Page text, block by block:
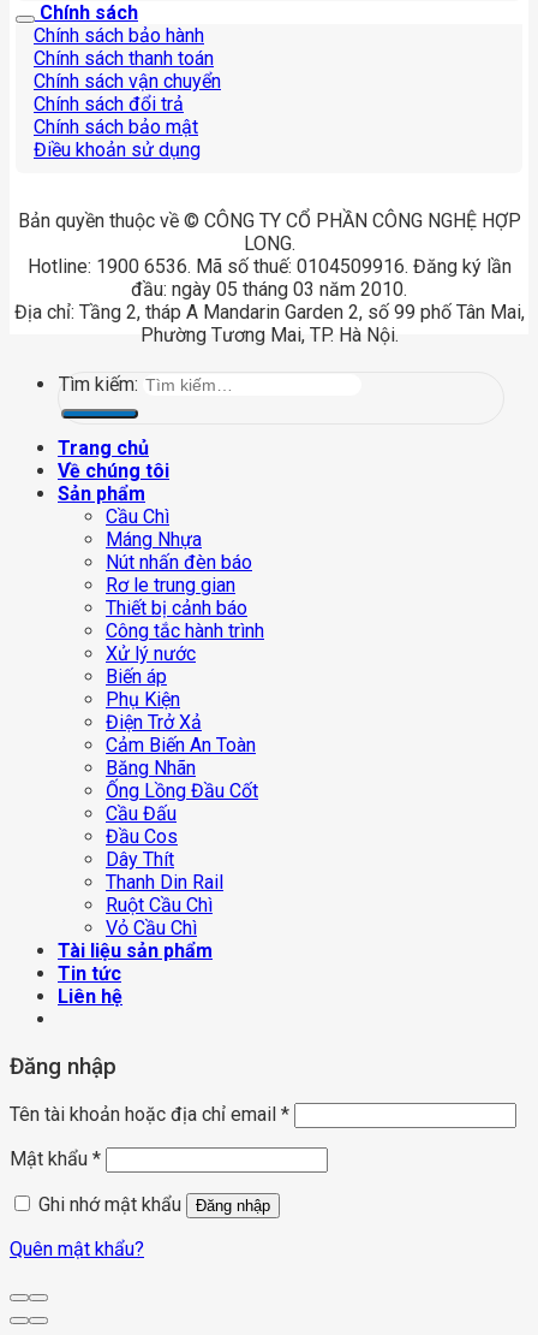
Chính sách
Chính sách bảo hành
Chính sách thanh toán
Chính sách vận chuyển
Chính sách đổi trả
Chính sách bảo mật
Điều khoản sử dụng
Bản quyền thuộc về © CÔNG TY CỔ PHẦN CÔNG NGHỆ HỢP
LONG.
Hotline: 1900 6536. Mã số thuế: 0104509916. Đăng ký lần
đầu: ngày 05 tháng 03 năm 2010.
Địa chỉ: Tầng 2, tháp A Mandarin Garden 2, số 99 phố Tân Mai,
Phường Tương Mai, TP. Hà Nội.
Tìm kiếm:
Trang chủ
Về chúng tôi
Sản phẩm
Cầu Chì
Máng Nhựa
Nút nhấn đèn báo
Rơ le trung gian
Thiết bị cảnh báo
Công tắc hành trình
Xử lý nước
Biến áp
Phụ Kiện
Điện Trở Xả
Cảm Biến An Toàn
Băng Nhãn
Ống Lồng Đầu Cốt
Cầu Đấu
Đầu Cos
Dây Thít
Thanh Din Rail
Ruột Cầu Chì
Vỏ Cầu Chì
Tài liệu sản phẩm
Tin tức
Liên hệ
Đăng nhập
Tên tài khoản hoặc địa chỉ email *
Mật khẩu *
Ghi nhớ mật khẩu
Đăng nhập
Quên mật khẩu?